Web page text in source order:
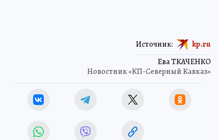
Ева ТКАЧЕНКО
Новостник «КП-Северный Кавказ»
Источник: kp.ru